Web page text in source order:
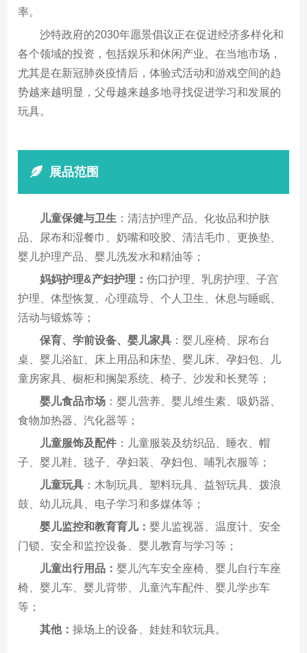
率。
沙特政府的2030年愿景倡议正在促进经济多样化和
各个领域的投资，包括娱乐和休闲产业。在当地市场，
尤其是在新冠肺炎疫情后，体验式活动和游戏空间的趋
势越来越明显，父母越来越多地寻找促进学习和发展的
玩具。
展品范围
儿童保健与卫生 ：清洁护理产品、化妆品和护肤
品、尿布和湿餐巾、奶嘴和咬胶、清洁毛巾、更换垫、
婴儿护理产品、婴儿洗发水和精油等；
妈妈护理&产妇护理：伤口护理、乳房护理、子宫
护理、体型恢复、心理疏导、个人卫生、休息与睡眠、
活动与锻炼等；
保育、学前设备、婴儿家具 ：婴儿座椅、尿布台
桌、婴儿浴缸、床上用品和床垫、婴儿床、孕妇包、儿
童房家具、橱柜和搁架系统、椅子、沙发和长凳等；
婴儿食品市场 ：婴儿营养、婴儿维生素、吸奶器、
食物加热器、汽化器等；
儿童服饰及配件 ：儿童服装及纺织品、睡衣、帽
子、婴儿鞋、毯子、孕妇装、孕妇包、哺乳衣服等；
儿童玩具 ：木制玩具、塑料玩具、益智玩具、拨浪
鼓、幼儿玩具、电子学习和多媒体等；
婴儿监控和教育育儿：婴儿监视器、温度计、安全
门锁、安全和监控设备、婴儿教育与学习等；
儿童出行用品：婴儿汽车安全座椅、婴儿自行车座
椅、婴儿车、婴儿背带、儿童汽车配件、婴儿学步车
等；
其他：操场上的设备、娃娃和软玩具。